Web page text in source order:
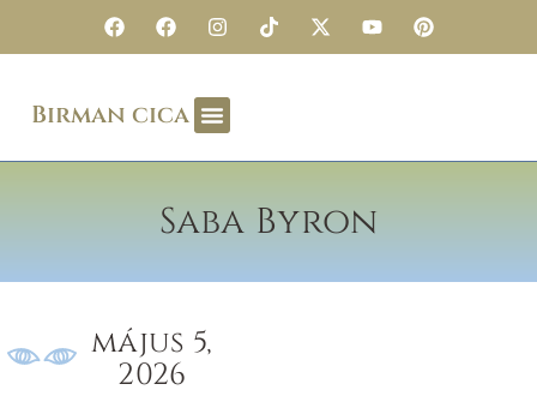
Birman cica
Saba Byron
május 5,
2026